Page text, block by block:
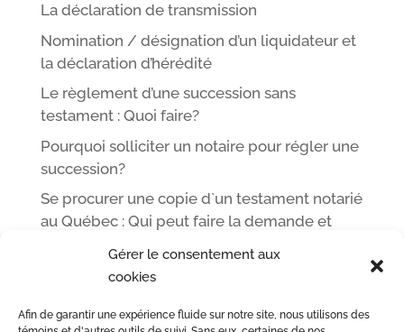
Gérer le consentement aux
cookies
Afin de garantir une expérience fluide sur notre site, nous utilisons des
La déclaration de transmission
Nomination / désignation d’un liquidateur et
la déclaration d’hérédité
Le règlement d’une succession sans
testament : Quoi faire?
Pourquoi solliciter un notaire pour régler une
succession?
Se procurer une copie d`un testament notarié
au Québec : Qui peut faire la demande et